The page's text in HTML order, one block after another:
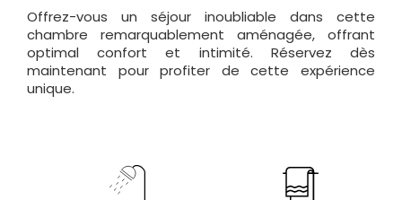
Offrez-vous un séjour inoubliable dans cette
chambre remarquablement aménagée, offrant
optimal confort et intimité. Réservez dès
maintenant pour profiter de cette expérience
unique.